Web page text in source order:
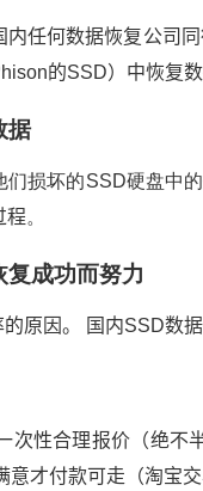
任何数据恢复公司同
的SSD）中恢复数
据
损坏的SSD硬盘中
程。
成功而努力
原因。 国内SSD数
次性合理报价（绝不
才付款可走（淘宝交